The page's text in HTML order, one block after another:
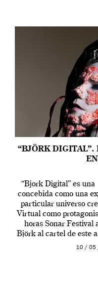
“BJÖRK DIGITAL”.
“Bjork Digital” es
concebida como una
particular universo
Virtual como
horas Sonar Festival
Björk al cartel de este
en una de las10 / 05